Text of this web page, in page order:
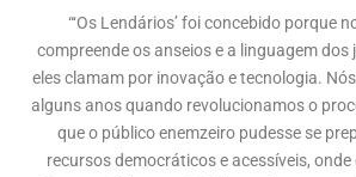
“‘Os Lendários’ foi concebido porque
compreende os anseios e a linguagem dos
eles clamam por inovação e tecnologia.
alguns anos quando revolucionamos o
que o público enemzeiro pudesse se
recursos democráticos e acessíveis, onde